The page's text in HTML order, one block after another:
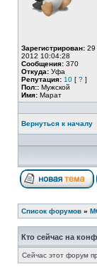
Зарегистрирован: 29
2012 10:04:28
Сообщения: 370
Откуда: Уфа
Репутация: 10 [ ? ]
Пол:: Мужской
Имя: Марат
Вернуться к началу
Список форумов »
Кто сейчас на
Сейчас этот форум